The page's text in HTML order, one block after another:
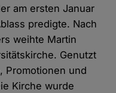
am ersten Januar
predigte. Nach
weihte Martin
Genutzt
Promotionen und
Kirche wurde